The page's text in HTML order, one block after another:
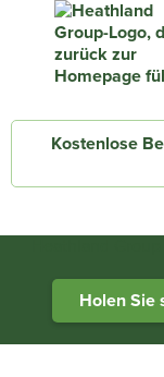
Kostenlose
Holen Sie